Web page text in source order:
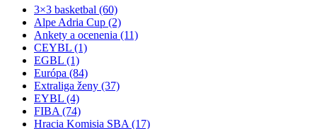
3×3 basketbal (60)
Alpe Adria Cup (2)
Ankety a ocenenia (11)
CEYBL (1)
EGBL (1)
Európa (84)
Extraliga ženy (37)
EYBL (4)
FIBA (74)
Hracia Komisia SBA (17)